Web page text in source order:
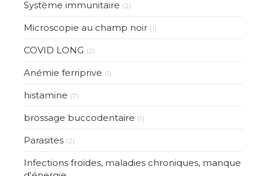
Système immunitaire (2)
Microscopie au champ noir (1)
COVID LONG (2)
Anémie ferriprive (1)
histamine (7)
brossage buccodentaire (1)
Parasites (2)
Infections froides, maladies chroniques, manque